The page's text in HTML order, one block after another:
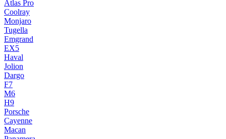
Atlas Pro
Coolray
Monjaro
Tugella
Emgrand
EX5
Haval
Jolion
Dargo
F7
M6
H9
Porsche
Cayenne
Macan